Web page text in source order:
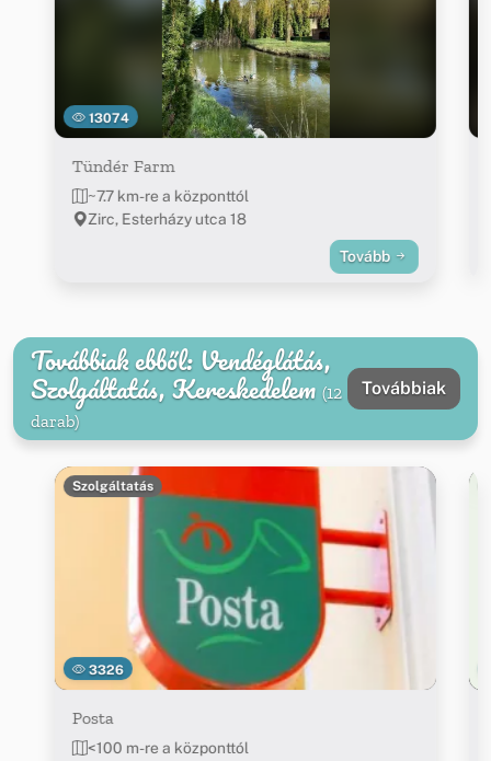
13074
Tündér Farm
~7.7 km-re a központtól
Zirc, Esterházy utca 18
Tovább
Továbbiak ebből: Vendéglátás,
Szolgáltatás, Kereskedelem (12
darab)
Továbbiak
3326
Szolgáltatás
Posta
<100 m-re a központtól